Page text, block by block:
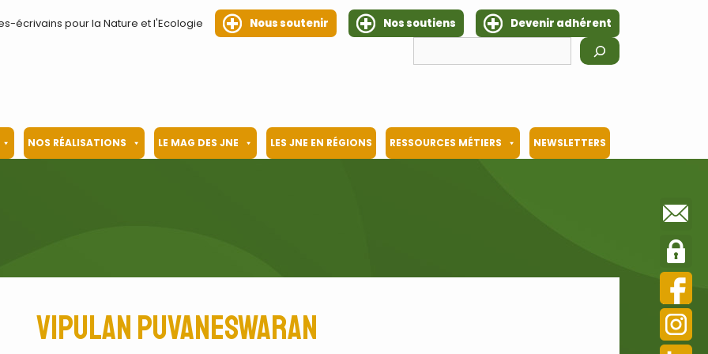
écrivains pour la Nature et l'Ecologie Nous soutenir Nos soutiens
Devenir adhérent
NOS RÉALISATIONS LE MAG DES JNE LES JNE EN RÉGIONS RESSOURCES MÉTIERS NEWSLETTERS
Vipulan Puvaneswaran